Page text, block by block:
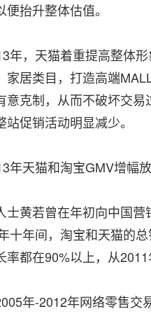
便抬升整体估值。
年，天猫着重提高整体
家居类目，打造高端
意克制，从而不破坏交
促销活动明显减少。
年天猫和淘宝GMV增幅
士黄若曾在年初向中国
十年间，淘宝和天猫的
率都在90%以上，从
年-2012年网络零售交